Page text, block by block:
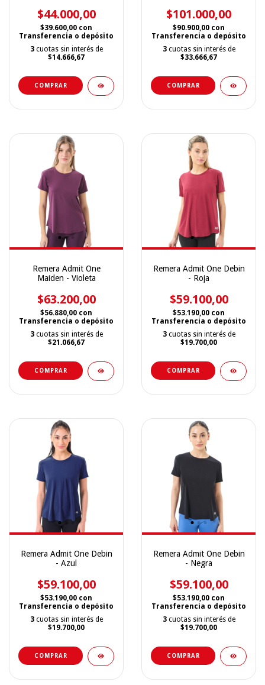
$44.000,00
$39.600,00 con
Transferencia o depósito
3 cuotas sin interés de
$14.666,67
COMPRAR
$101.000,00
$90.900,00 con
Transferencia o depósito
3 cuotas sin interés de
$33.666,67
COMPRAR
Remera Admit One
Maiden - Violeta
$63.200,00
$56.880,00 con
Transferencia o depósito
3 cuotas sin interés de
$21.066,67
COMPRAR
Remera Admit One Debin
- Roja
$59.100,00
$53.190,00 con
Transferencia o depósito
3 cuotas sin interés de
$19.700,00
COMPRAR
Remera Admit One Debin
- Azul
$59.100,00
$53.190,00 con
Transferencia o depósito
3 cuotas sin interés de
$19.700,00
COMPRAR
Remera Admit One Debin
- Negra
$59.100,00
$53.190,00 con
Transferencia o depósito
3 cuotas sin interés de
$19.700,00
COMPRAR